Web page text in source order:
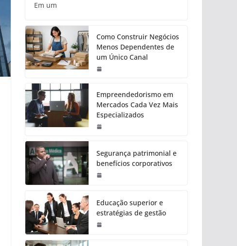
Em um
Como Construir Negócios
Menos Dependentes de
um Único Canal
Empreendedorismo em
Mercados Cada Vez Mais
Especializados
Segurança patrimonial e
benefícios corporativos
Educação superior e
estratégias de gestão